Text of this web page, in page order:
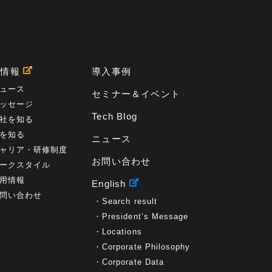
報
ース
セージ
を知る
知る
リア・研修制度
クスタイル
情報
い合わせ
導入事例
セミナー＆イベント
Tech Blog
ニュース
お問い合わせ
English
Search result
President’s Message
Locations
Corporate Philosophy
Corporate Data